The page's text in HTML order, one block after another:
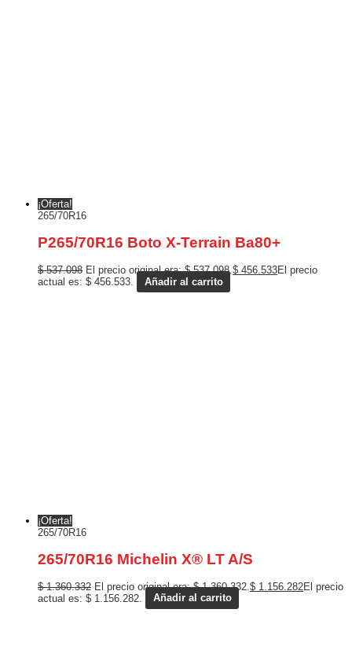
¡Oferta!
265/70R16
P265/70R16 Boto X-Terrain Ba80+
$537.098 El precio original era: $ 537.098.$ 456.533El precio
actual es: $ 456.533.
Añadir al carrito
¡Oferta!
265/70R16
265/70R16 Michelin X® LT A/S
$1.360.332 El precio original era: $ 1.360.332. $ 1.156.282El precio
actual es: $ 1.156.282.
Añadir al carrito